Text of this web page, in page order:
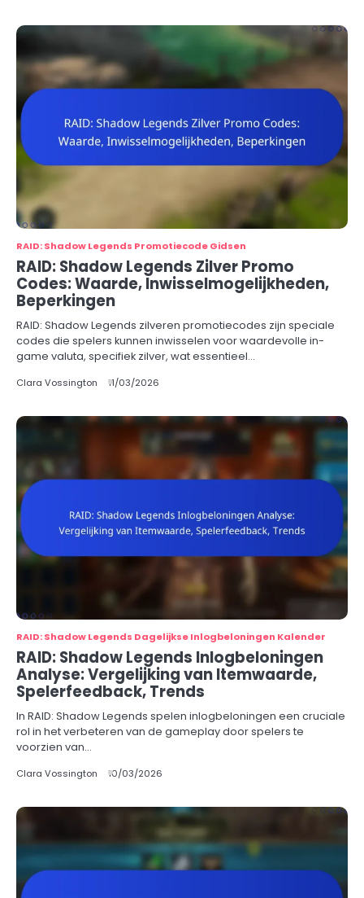
RAID: Shadow Legends Promotiecode Gidsen
RAID: Shadow Legends Zilver Promo
Codes: Waarde, Inwisselmogelijkheden,
Beperkingen
RAID: Shadow Legends zilveren promotiecodes zijn speciale
codes die spelers kunnen inwisselen voor waardevolle in-
game valuta, specifiek zilver, wat essentieel…
Clara Vossington 11/03/2026
RAID: Shadow Legends Dagelijkse Inlogbeloningen Kalender
RAID: Shadow Legends Inlogbeloningen
Analyse: Vergelijking van Itemwaarde,
Spelerfeedback, Trends
In RAID: Shadow Legends spelen inlogbeloningen een cruciale
rol in het verbeteren van de gameplay door spelers te
voorzien van…
Clara Vossington 10/03/2026